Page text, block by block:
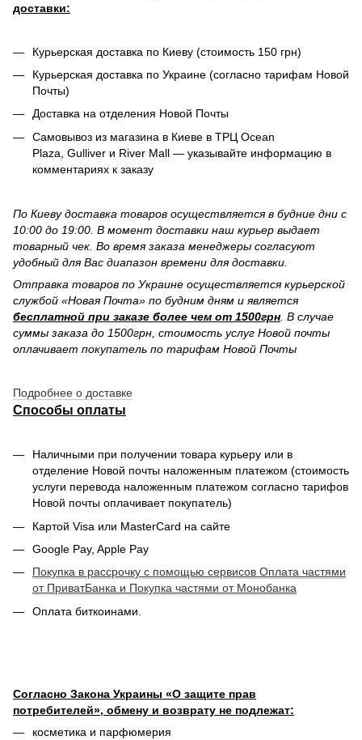
доставки:
Курьерская доставка по Киеву (стоимость 150 грн)
Курьерская доставка по Украине (согласно тарифам Новой
Почты)
Доставка на отделения Новой Почты
Самовывоз из магазина в Киеве в ТРЦ Ocean
Plaza, Gulliver и River Mall — указывайте информацию в
комментариях к заказу
По Киеву доставка товаров осуществляется в будние дни с
10:00 до 19:00. В момент доставки наш курьер выдает
товарный чек. Во время заказа менеджеры согласуют
удобный для Вас диапазон времени для доставки.
Отправка товаров по Украине осуществляется курьерской
службой «Новая Почта» по будним дням и является
бесплатной при заказе более чем от 1500грн . В случае
суммы заказа до 1500грн, стоимость услуг Новой почты
оплачивает покупатель по тарифам Новой Почты
Подробнее о доставке
Способы оплаты
Наличными при получении товара курьеру или в
отделение Новой почты наложенным платежом (стоимость
услуги перевода наложенным платежом согласно тарифов
Новой почты оплачивает покупатель)
Картой Visa или MasterCard на сайте
Google Pay, Apple Pay
Покупка в рассрочку с помощью сервисов Оплата частями
от ПриватБанка и Покупка частями от Монобанка
Оплата биткоинами.
Согласно Закона Украины «О защите прав
потребителей», обмену и возврату не подлежат:
косметика и парфюмерия